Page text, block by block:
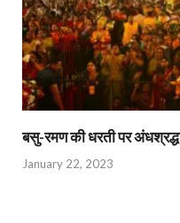
बसु-रमण की धरती पर
January 22, 2023